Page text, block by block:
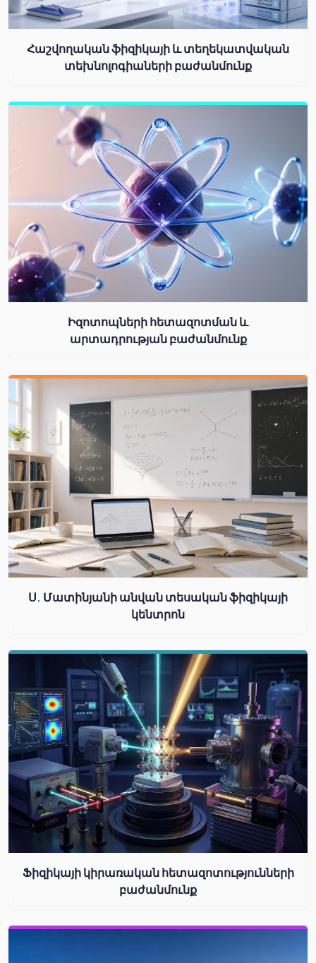
Հաշվողական ֆիզիկայի և տեղեկատվական
տեխնոլոգիաների բաժանմունք
Իզոտոպների հետազոտման և
արտադրության բաժանմունք
Ս. Մատինյանի անվան տեսական ֆիզիկայի
կենտրոն
Ֆիզիկայի կիրառական հետազոտությունների
բաժանմունք